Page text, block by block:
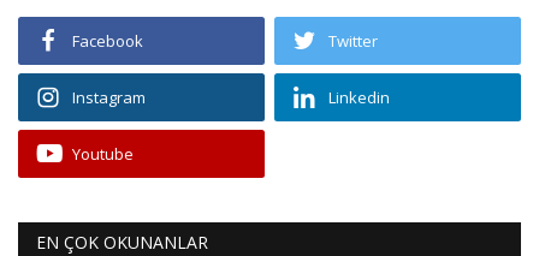
Facebook Twitter
Instagram Linkedin
Youtube
EN ÇOK OKUNANLAR